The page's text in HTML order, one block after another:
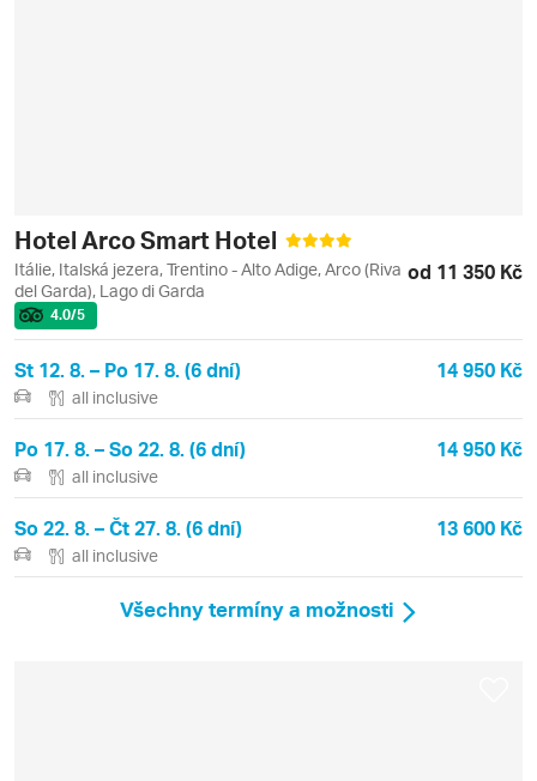
Hotel Arco Smart Hotel
Itálie, Italská jezera, Trentino - Alto Adige, Arco (Riva
del Garda), Lago di Garda
od 11 350 Kč
4.0/5
St 12. 8. – Po 17. 8. (6 dní) 14 950 Kč
all inclusive
Po 17. 8. – So 22. 8. (6 dní) 14 950 Kč
all inclusive
So 22. 8. – Čt 27. 8. (6 dní) 13 600 Kč
all inclusive
Všechny termíny a možnosti